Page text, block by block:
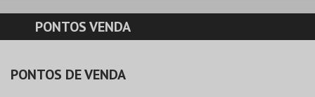
CARRINHO
EVENTOS
CARTÕES
PONTOS VENDA
PONTOS DE VENDA